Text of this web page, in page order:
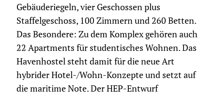
Gebäuderiegeln, vier Geschossen plus
Staffelgeschoss, 100 Zimmern und 260 Betten.
Das Besondere: Zu dem Komplex gehören auch
22 Apartments für studentisches Wohnen. Das
Havenhostel steht damit für die neue Art
hybrider Hotel-/Wohn-Konzepte und setzt auf
die maritime Note. Der HEP-Entwurf